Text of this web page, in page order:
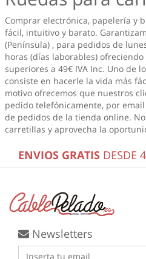
Comprar electrónica, papelería y
fácil, intuitivo y barato.
(Península) , para pedidos de
horas (días laborables)
superiores a 49€ IVA Inc. Uno de
consiste en hacerle la vida más
motivo ofrecemos que nuestros
pedido telefónicamente, por
de pedidos de la tienda online.
carretillas y aprovecha la
ENVIOS GRATIS DESDE
Newsletters